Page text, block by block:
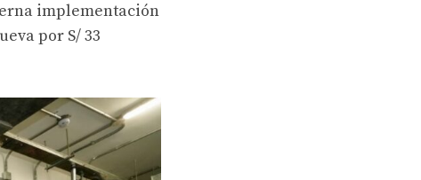
implementación
por S/ 33